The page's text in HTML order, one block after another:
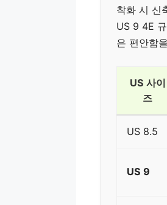
착화 시 신
US 9 4E
은 편안함
US 사이
즈
US 8.5
US 9